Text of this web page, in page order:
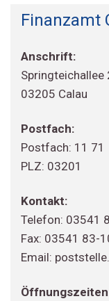
Finanzamt
Anschrift:
Springteichallee
03205 Calau
Postfach:
Postfach: 11 71
PLZ: 03201
Kontakt:
Telefon: 03541
Fax: 03541 83-
Email: